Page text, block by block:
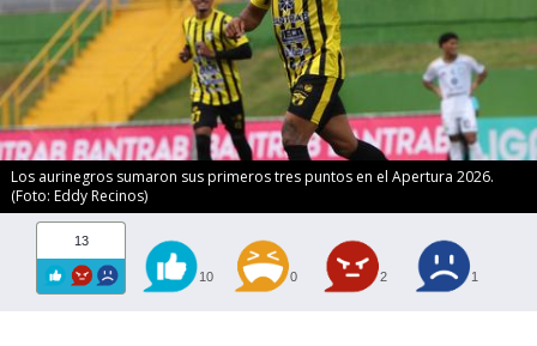
Los aurinegros sumaron sus primeros tres puntos en el Apertura 2026.
(Foto: Eddy Recinos)
13
10 0 2 1